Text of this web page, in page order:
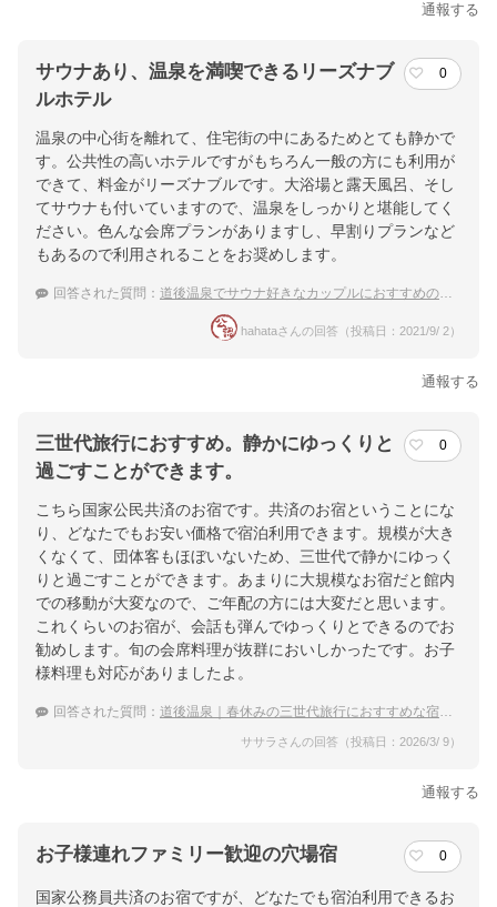
通報する
サウナあり、温泉を満喫できるリーズナブ
ルホテル
0
温泉の中心街を離れて、住宅街の中にあるためとても静かで
す。公共性の高いホテルですがもちろん一般の方にも利用が
できて、料金がリーズナブルです。大浴場と露天風呂、そし
てサウナも付いていますので、温泉をしっかりと堪能してく
ださい。色んな会席プランがありますし、早割りプランなど
もあるので利用されることをお奨めします。
回答された質問： 道後温泉でサウナ好きなカップルにおすすめの宿を教えて！
hahataさんの回答（投稿日：2021/9/ 2）
通報する
三世代旅行におすすめ。静かにゆっくりと
過ごすことができます。
0
こちら国家公民共済のお宿です。共済のお宿ということにな
り、どなたでもお安い価格で宿泊利用できます。規模が大き
くなくて、団体客もほぼいないため、三世代で静かにゆっく
りと過ごすことができます。あまりに大規模なお宿だと館内
での移動が大変なので、ご年配の方には大変だと思います。
これくらいのお宿が、会話も弾んでゆっくりとできるのでお
勧めします。旬の会席料理が抜群においしかったです。お子
様料理も対応がありましたよ。
回答された質問： 道後温泉｜春休みの三世代旅行におすすめな宿は？
ササラさんの回答（投稿日：2026/3/ 9）
通報する
お子様連れファミリー歓迎の穴場宿 0
国家公務員共済のお宿ですが、どなたでも宿泊利用できるお